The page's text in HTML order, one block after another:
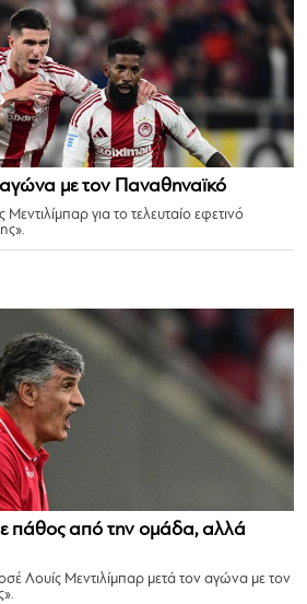
με τον Παναθηναϊκό
για το τελευταίο εφετινό
πάθος από την ομάδα, αλλά
Λουίς Μεντιλίμπαρ μετά τον αγώνα με τον